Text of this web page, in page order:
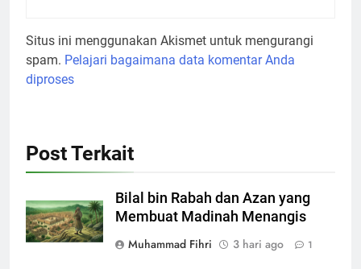
Situs ini menggunakan Akismet untuk mengurangi
spam. Pelajari bagaimana data komentar Anda
diproses
Post Terkait
Bilal bin Rabah dan Azan yang
Membuat Madinah Menangis
Muhammad Fihri
3 hari ago 1